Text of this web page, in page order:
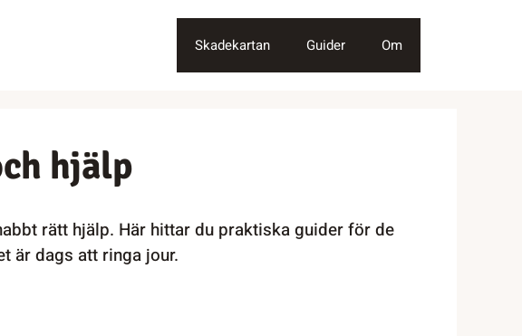
Skadekartan Guider Om
hjälp
rätt hjälp. Här hittar du praktiska guider för de
är dags att ringa jour.